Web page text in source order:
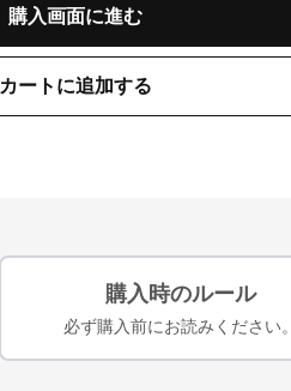
購入画面に進む
カートに追加する
購入時のルール
必ず購入前にお読みください。